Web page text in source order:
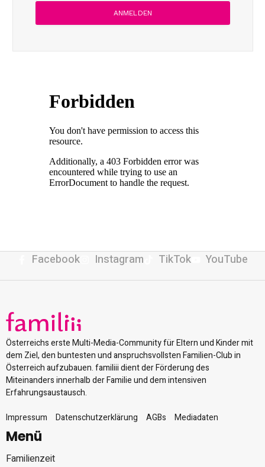
Facebook Instagram TikTok YouTube
Österreichs erste Multi-Media-Community für Eltern und Kinder mit
dem Ziel, den buntesten und anspruchsvollsten Familien-Club in
Österreich aufzubauen. familiii dient der Förderung des
Miteinanders innerhalb der Familie und dem intensiven
Erfahrungsaustausch.
Impressum
Datenschutzerklärung AGBs Mediadaten
Menü
Familienzeit